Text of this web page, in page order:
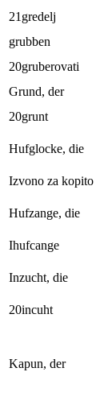
21 gredelj
grubben
20gruberovati
Grund, der
20grunt
Hufglocke, die
Izvono za kopito
Hufzange, die
Ihufcange
Inzucht, die
20incuht
Kapun, der